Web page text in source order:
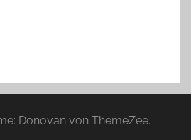
Donovan von ThemeZee.